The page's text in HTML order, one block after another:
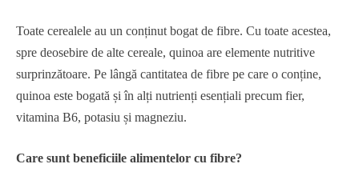
Toate cerealele au un conținut bogat de fibre. Cu toate acestea,
spre deosebire de alte cereale, quinoa are elemente nutritive
surprinzătoare. Pe lângă cantitatea de fibre pe care o conține,
quinoa este bogată și în alți nutrienți esențiali precum fier,
vitamina B6, potasiu și magneziu.
Care sunt beneficiile alimentelor cu fibre?